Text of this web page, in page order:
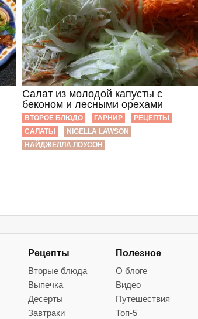
Салат из молодой капусты с
беконом и лесными орехами
ВТОРОЕ БЛЮДО ГАРНИР
РЕЦЕПТЫ
САЛАТЫ
NIGELLA LAWSON
НАЙДЖЕЛЛА ЛОУСОН
Рецепты
Вторые блюда
Выпечка
Десерты
Завтраки
Полезное
О блоге
Видео
Путешествия
Топ-5